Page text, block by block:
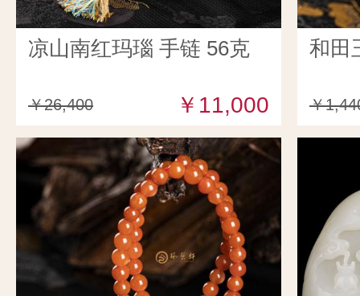
凉山南红玛瑙 手链 56克
￥26,400 ￥11,000
和田
￥